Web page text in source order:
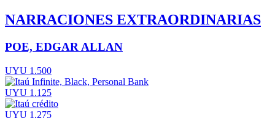
NARRACIONES EXTRAORDINARIAS
POE, EDGAR ALLAN
UYU 1.500
UYU 1.125
UYU 1.275